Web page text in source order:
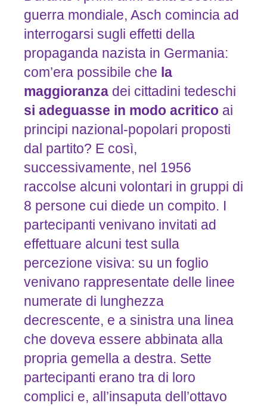
guerra mondiale, Asch comincia ad
interrogarsi sugli effetti della
propaganda nazista in Germania:
com’era possibile che la
maggioranzadei cittadini tedeschi
si adeguasse in modo acriticoai
principi nazional-popolari proposti
dal partito? E così,
successivamente, nel 1956
raccolse alcuni volontari in gruppi di
8 persone cui diede un compito. I
partecipanti venivano invitati ad
effettuare alcuni test sulla
percezione visiva: su un foglio
venivano rappresentate delle linee
numerate di lunghezza
decrescente, e a sinistra una linea
che doveva essere abbinata alla
propria gemella a destra. Sette
partecipanti erano tra di loro
complici e, all’insaputa dell’ottavo